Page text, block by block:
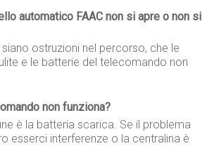
automatico FAAC non si apre o non si
ostruzioni nel percorso, che le
e le batterie del telecomando non
non funziona?
è la batteria scarica. Se il problema
esserci interferenze o la centralina è